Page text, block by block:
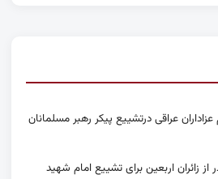
عراقی درتشییع پیکر رهبر مسلمانان
زائران اربعین برای تشییع امام شهید